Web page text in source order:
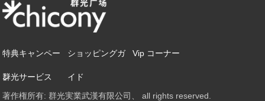
特典キャンペー
ン
ショッピングガ
イド
Vip コーナー
群光サービス
著作権所有: 群光実業武漢有限公司、 all rights reserved.